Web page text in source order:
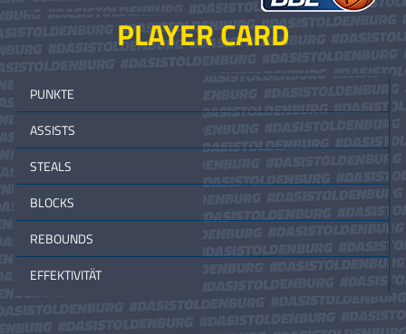
PLAYER CARD
PUNKTE
ASSISTS
STEALS
BLOCKS
REBOUNDS
EFFEKTIVITÄT